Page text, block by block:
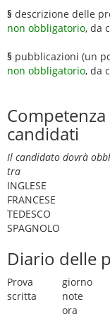
§ descrizione delle
non obbligatorio, da
§ pubblicazioni (un
non obbligatorio, da
candidati
Il candidato dovrà
tra
INGLESE
FRANCESE
TEDESCO
SPAGNOLO
Diario delle
Prova
scritta
giorno
note
ora